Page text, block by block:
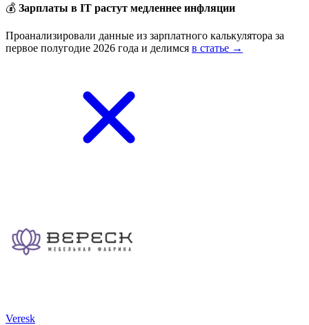
💰 Зарплаты в IT растут медленнее инфляции
Проанализировали данные из зарплатного калькулятора за
первое полугодие 2026 года и делимся в статье →
Veresk